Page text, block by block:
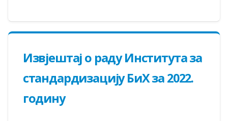
Извјештај о раду Института за
стандардизацију БиХ за 2022.
годину